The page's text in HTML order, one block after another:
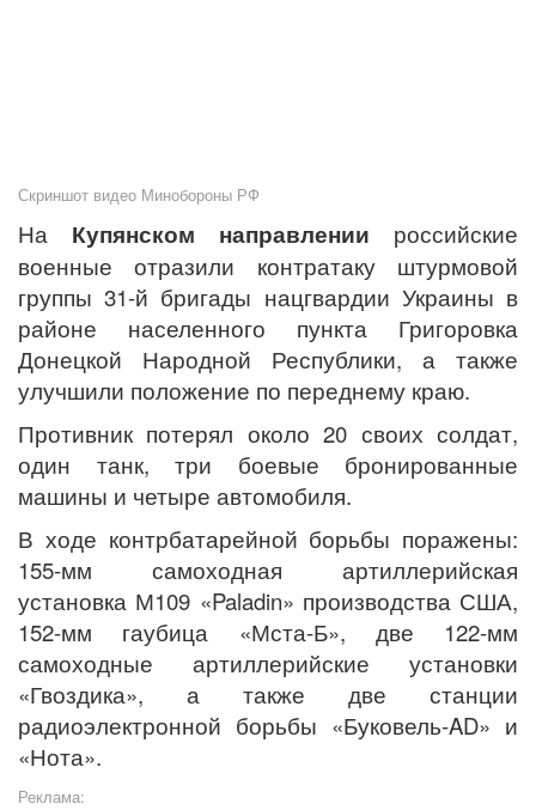
Скриншот видео Минобороны РФ
На Купянском направлении российские
военные отразили контратаку штурмовой
группы 31-й бригады нацгвардии Украины в
районе населенного пункта Григоровка
Донецкой Народной Республики, а также
улучшили положение по переднему краю.
Противник потерял около 20 своих солдат,
один танк, три боевые бронированные
машины и четыре автомобиля.
В ходе контрбатарейной борьбы поражены:
155-мм самоходная артиллерийская
установка М109 «Paladin» производства США,
152-мм гаубица «Мста-Б», две 122-мм
самоходные артиллерийские установки
«Гвоздика», а также две станции
радиоэлектронной борьбы «Буковель-AD» и
«Нота».
Реклама: